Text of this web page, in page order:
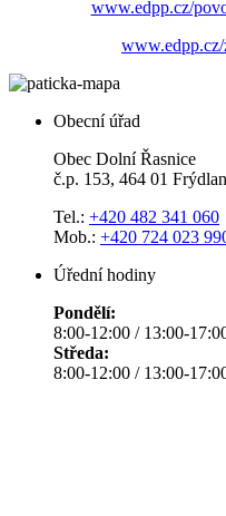
www.edpp.cz/
Obecní úřad
Obec Dolní Řasnice
č.p. 153, 464 01
Tel.: +420 482 341 060
Mob.: +420 724 023
Úřední hodiny
Pondělí:
8:00-12:00 / 13:00-
Středa:
8:00-12:00 / 13:00-